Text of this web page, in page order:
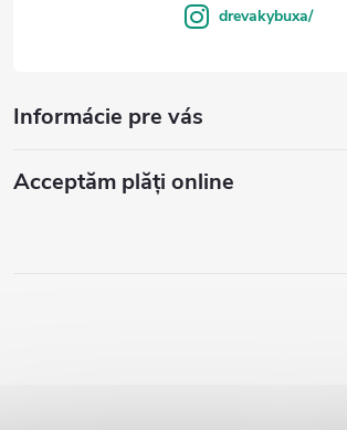
drevakybuxa/
Informácie pre vás
Acceptăm plăţi online